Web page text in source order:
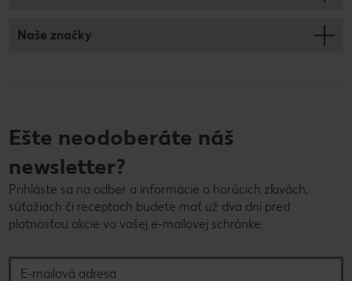
Naše značky
Ešte neodoberáte náš
newsletter?
Prihláste sa na odber a informácie o horúcich zľavách,
súťažiach či receptoch budete mať už dva dni pred
platnosťou akcie vo vašej e-mailovej schránke.